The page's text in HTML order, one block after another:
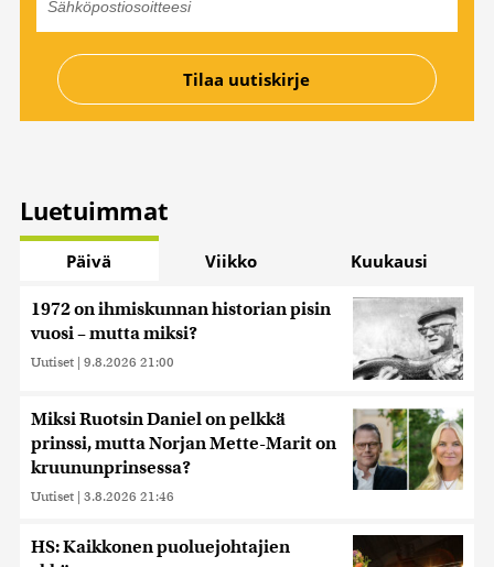
Luetuimmat
Päivä Viikko Kuukausi
1972 on ihmiskunnan historian pisin
vuosi – mutta miksi?
Uutiset | 9.8.2026 21:00
Miksi Ruotsin Daniel on pelkkä
prinssi, mutta Norjan Mette-Marit on
kruununprinsessa?
Uutiset | 3.8.2026 21:46
HS: Kaikkonen puoluejohtajien